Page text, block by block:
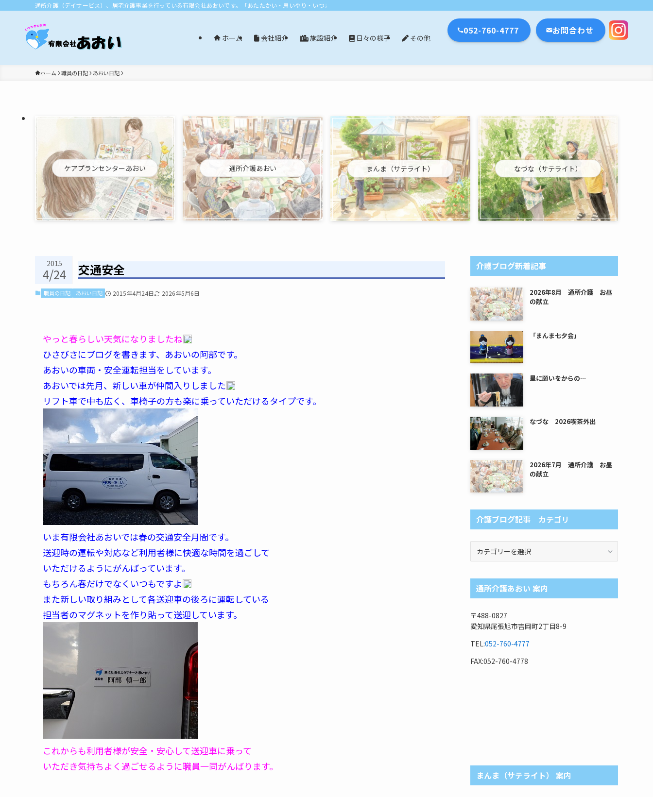
通所介護（デイサービス）、居宅介護事業を行っている有限会社あおいです。「あたたかい・思いやり・いつまでも」エリア：尾張旭市・長久手市・瀬戸市・名古屋市
ホーム 会社紹介 施設紹介 日々の様子 その他
052-760-4777 お問合わせ
ホーム 職員の日記 あおい日記
ケアプランセンターあおい 通所介護あおい まんま（サテライト） なづな（サテライト）
交通安全
2015
4/24
職員の日記 あおい日記 2015年4月24日 2026年5月6日
やっと春らしい天気になりましたね
ひさびさにブログを書きます、あおいの阿部です。
あおいの車両・安全運転担当をしています。
あおいでは先月、新しい車が仲間入りしました
リフト車で中も広く、車椅子の方も楽に乗っていただけるタイプです。
いま有限会社あおいでは春の交通安全月間です。
送迎時の運転や対応など利用者様に快適な時間を過ごして
いただけるようにがんばっています。
もちろん春だけでなくいつもですよ
また新しい取り組みとして各送迎車の後ろに運転している
担当者のマグネットを作り貼って送迎しています。
これからも利用者様が安全・安心して送迎車に乗って
いただき気持ちよく過ごせるように職員一同がんばります。
介護ブログ新着記事
2026年8月 通所介護 お昼
の献立
「まんま七夕会」
星に願いをからの…
なづな 2026喫茶外出
2026年7月 通所介護 お昼
の献立
介護ブログ記事 カテゴリ
ロ
グ
記
カ
テ
ゴ
通所介護あおい 案内
〒488-0827
愛知県尾張旭市吉岡町2丁目8-9
TEL:052-760-4777
FAX:052-760-4778
まんま（サテライト） 案内